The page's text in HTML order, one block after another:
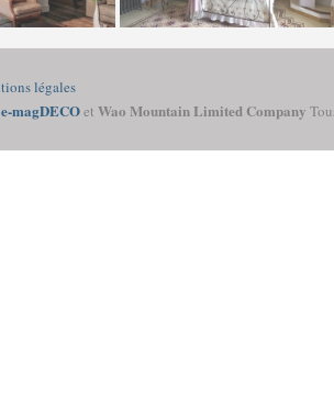
légales
e-magDECOet Wao Mountain Limited Company